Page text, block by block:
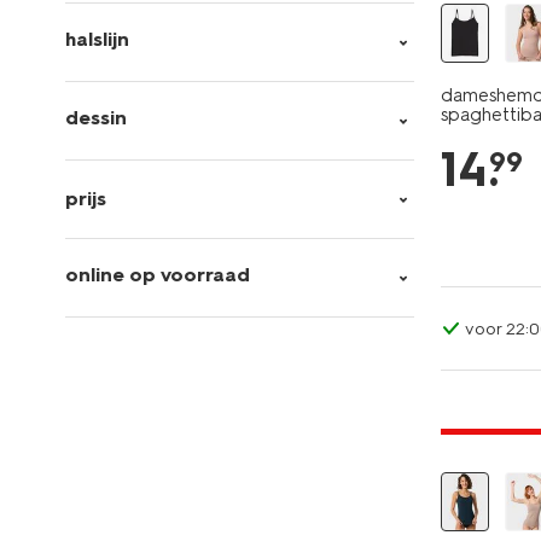
halslijn
dessin
prijs
online op voorraad
14.
99
voor